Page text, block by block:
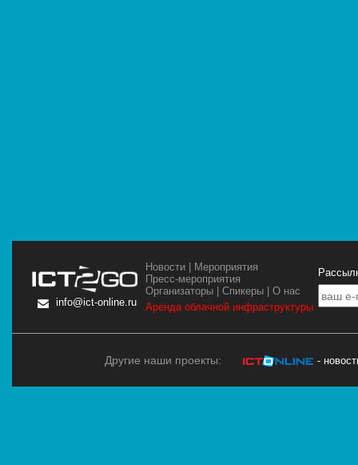
info@ict-online.ru
Новости
Мероприятия
Пресс-мероприятия
Организаторы |Спикеры |О нас
Аренда облачной инфраструктуры
Другие наши проекты: -